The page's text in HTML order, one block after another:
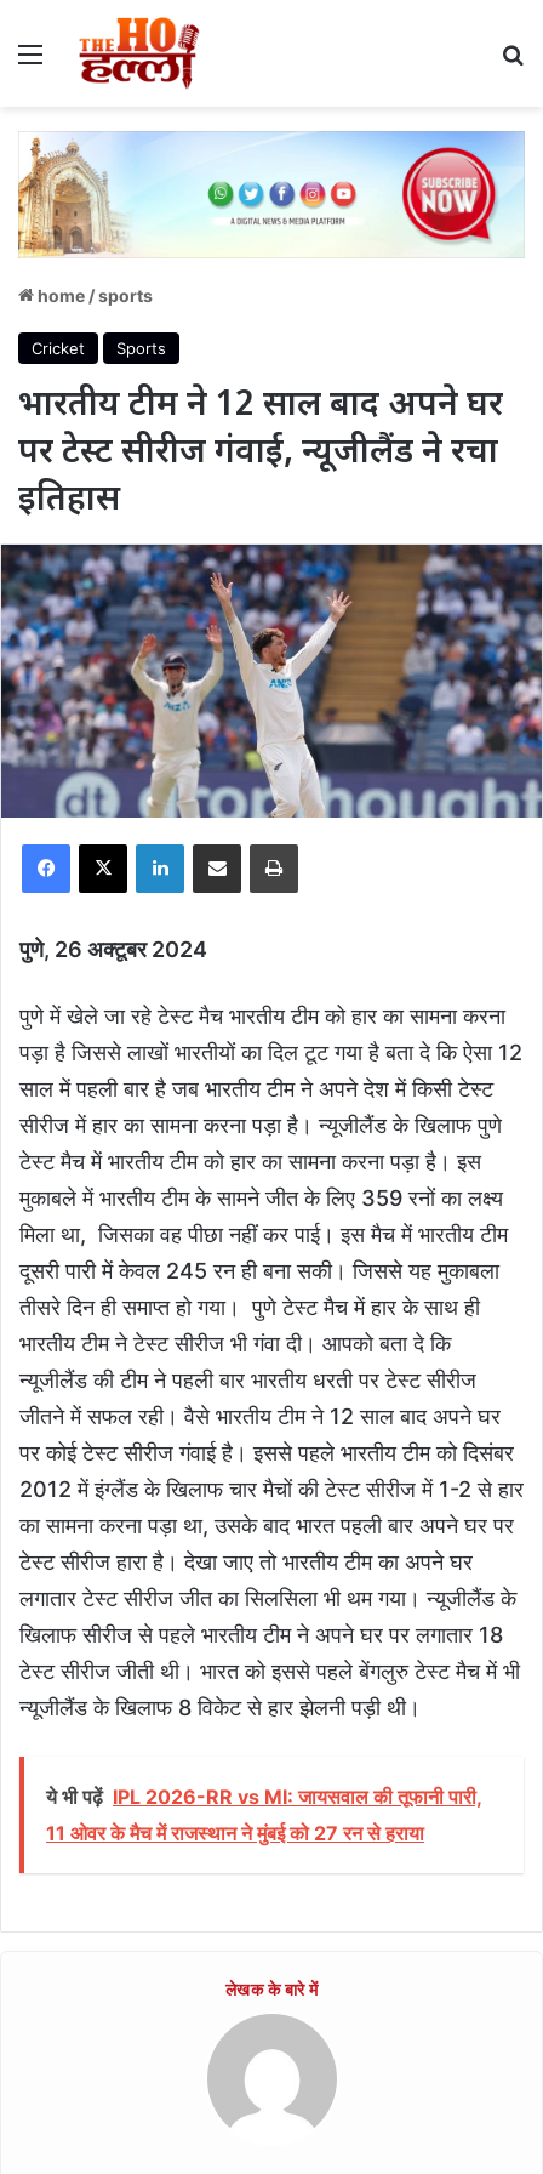
Menu
home /sports
Cricket Sports
भारतीय टीम ने 12 साल बाद अपने घर
पर टेस्ट सीरीज गंवाई, न्यूजीलैंड ने रचा
इतिहास
Facebook
X LinkedInShare via Email Print
पुणे, 26 अक्टूबर 2024
पुणे में खेले जा रहे टेस्ट मैच भारतीय टीम को हार का सामना करना
पड़ा है जिससे लाखों भारतीयों का दिल टूट गया है बता दे कि ऐसा 12
साल में पहली बार है जब भारतीय टीम ने अपने देश में किसी टेस्ट
सीरीज में हार का सामना करना पड़ा है। न्यूजीलैंड के खिलाफ पुणे
टेस्ट मैच में भारतीय टीम को हार का सामना करना पड़ा है। इस
मुकाबले में भारतीय टीम के सामने जीत के लिए 359 रनों का लक्ष्य
मिला था, जिसका वह पीछा नहीं कर पाई। इस मैच में भारतीय टीम
दूसरी पारी में केवल 245 रन ही बना सकी। जिससे यह मुकाबला
तीसरे दिन ही समाप्त हो गया। पुणे टेस्ट मैच में हार के साथ ही
भारतीय टीम ने टेस्ट सीरीज भी गंवा दी। आपको बता दे कि
न्यूजीलैंड की टीम ने पहली बार भारतीय धरती पर टेस्ट सीरीज
जीतने में सफल रही। वैसे भारतीय टीम ने 12 साल बाद अपने घर
पर कोई टेस्ट सीरीज गंवाई है। इससे पहले भारतीय टीम को दिसंबर
2012 में इंग्लैंड के खिलाफ चार मैचों की टेस्ट सीरीज में 1-2 से हार
का सामना करना पड़ा था, उसके बाद भारत पहली बार अपने घर पर
टेस्ट सीरीज हारा है। देखा जाए तो भारतीय टीम का अपने घर
लगातार टेस्ट सीरीज जीत का सिलसिला भी थम गया। न्यूजीलैंड के
खिलाफ सीरीज से पहले भारतीय टीम ने अपने घर पर लगातार 18
टेस्ट सीरीज जीती थी। भारत को इससे पहले बेंगलुरु टेस्ट मैच में भी
न्यूजीलैंड के खिलाफ 8 विकेट से हार झेलनी पड़ी थी।
ये भी पढ़ें IPL 2026-RR vs MI: जायसवाल की तूफानी पारी,
11 ओवर के मैच में राजस्थान ने मुंबई को 27 रन से हराया